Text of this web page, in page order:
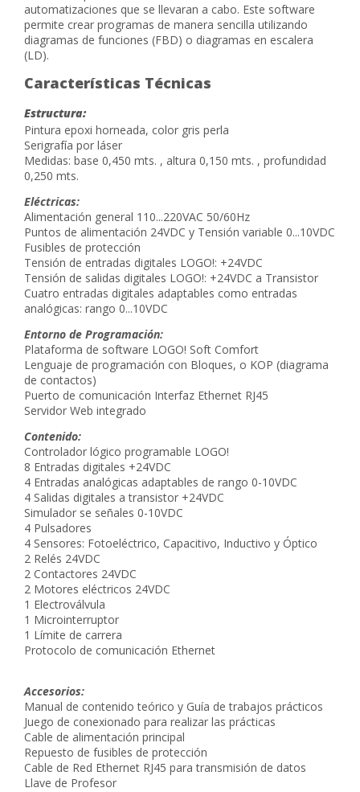
automatizaciones que se llevaran a cabo. Este software
permite crear programas de manera sencilla utilizando
diagramas de funciones (FBD) o diagramas en escalera
(LD).
Características Técnicas
Estructura:
Pintura epoxi horneada, color gris perla
Serigrafía por láser
Medidas: base 0,450 mts. , altura 0,150 mts. , profundidad
0,250 mts.
Eléctricas:
Alimentación general 110...220VAC 50/60Hz
Puntos de alimentación 24VDC y Tensión variable 0...10VDC
Fusibles de protección
Tensión de entradas digitales LOGO!: +24VDC
Tensión de salidas digitales LOGO!: +24VDC a Transistor
Cuatro entradas digitales adaptables como entradas
analógicas: rango 0...10VDC
Entorno de Programación:
Plataforma de software LOGO! Soft Comfort
Lenguaje de programación con Bloques, o KOP (diagrama
de contactos)
Puerto de comunicación Interfaz Ethernet RJ45
Servidor Web integrado
Contenido:
Controlador lógico programable LOGO!
8 Entradas digitales +24VDC
4 Entradas analógicas adaptables de rango 0-10VDC
4 Salidas digitales a transistor +24VDC
Simulador se señales 0-10VDC
4 Pulsadores
4 Sensores: Fotoeléctrico, Capacitivo, Inductivo y Óptico
2 Relés 24VDC
2 Contactores 24VDC
2 Motores eléctricos 24VDC
1 Electroválvula
1 Microinterruptor
1 Límite de carrera
Protocolo de comunicación Ethernet
Accesorios:
Manual de contenido teórico y Guía de trabajos prácticos
Juego de conexionado para realizar las prácticas
Cable de alimentación principal
Repuesto de fusibles de protección
Cable de Red Ethernet RJ45 para transmisión de datos
Llave de Profesor